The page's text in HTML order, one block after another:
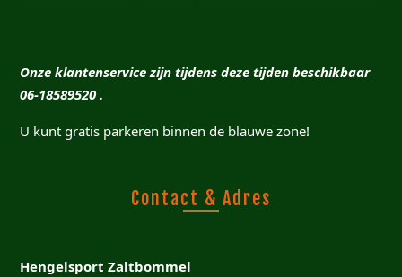
Onze klantenservice zijn tijdens deze tijden beschikbaar
06-18589520 .
U kunt gratis parkeren binnen de blauwe zone!
Contact & Adres
Hengelsport Zaltbommel